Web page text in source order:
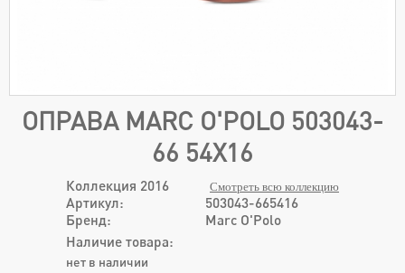
ОПРАВА MARC O'POLO 503043-
66 54X16
Коллекция 2016 Смотреть всю коллекцию
Артикул:
503043-665416
Бренд:
Marc O'Polo
Наличие товара:
нет в наличии